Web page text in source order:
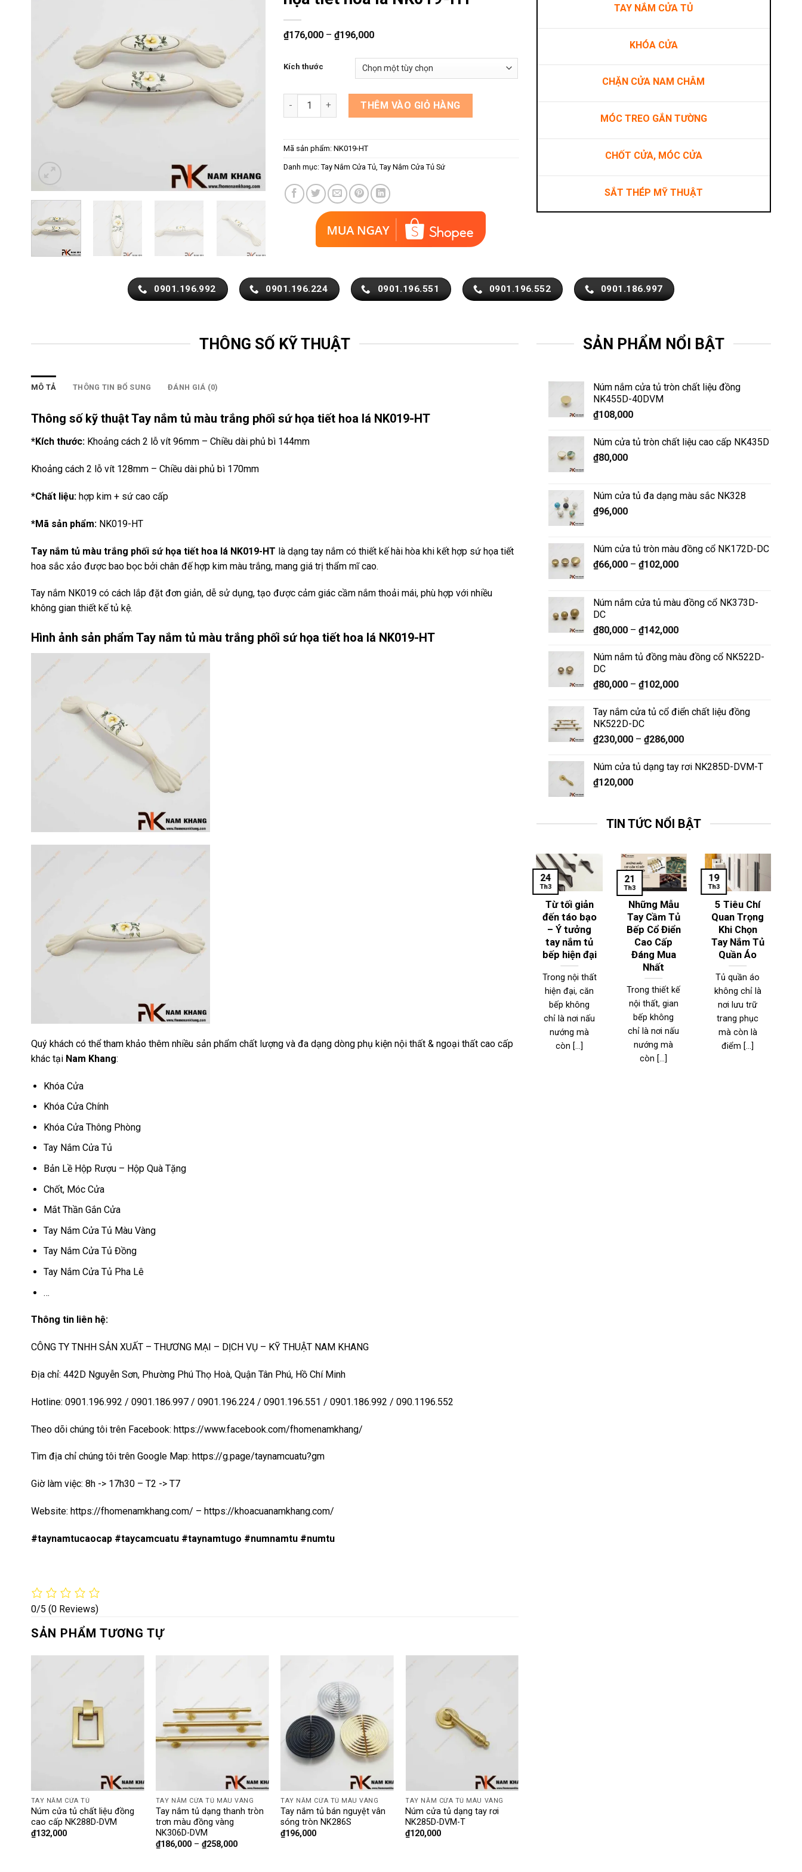
₫176,000 –₫196,000
Kích thước
Tay nắm tủ màu trắng phối sứ họa tiết hoa lá NK019-HT số lượng
THÊM VÀO GIỎ HÀNG
Mã sản phẩm:NK019-HT
Danh mục:Tay Nắm Cửa Tủ,Tay Nắm Cửa Tủ Sứ
TAY NẮM CỬA TỦ
KHÓA CỬA
CHẶN CỬA NAM CHÂM
MÓC TREO GẮN TƯỜNG
CHỐT CỬA, MÓC CỬA
SẮT THÉP MỸ THUẬT
0901.196.992 0901.196.224 0901.196.551 0901.196.552 0901.186.997
THÔNG SỐ KỸ THUẬT
MÔ TẢ THÔNG TIN BỔ SUNG ĐÁNH GIÁ (0)
Thông số kỹ thuật Tay nắm tủ màu trắng phối sứ họa tiết hoa lá NK019-HT
*Kích thước: Khoảng cách 2 lỗ vít 96mm – Chiều dài phủ bì 144mm
Khoảng cách 2 lỗ vít 128mm – Chiều dài phủ bì 170mm
*Chất liệu: hợp kim + sứ cao cấp
*Mã sản phẩm: NK019-HT
Tay nắm tủ màu trắng phối sứ họa tiết hoa lá NK019-HT là dạng tay nắm có thiết kế hài hòa khi kết hợp sứ họa tiết
hoa sắc xảo được bao bọc bởi chân đế hợp kim màu trắng, mang giá trị thẩm mĩ cao.
Tay nắm NK019 có cách lắp đặt đơn giản, dễ sử dụng, tạo được cảm giác cầm nắm thoải mái, phù hợp với nhiều
không gian thiết kế tủ kệ.
Hình ảnh sản phẩm Tay nắm tủ màu trắng phối sứ họa tiết hoa lá NK019-HT
Quý khách có thể tham khảo thêm nhiều sản phẩm chất lượng và đa dạng dòng phụ kiện nội thất & ngoại thất cao cấp
khác tại Nam Khang:
Khóa Cửa
Khóa Cửa Chính
Khóa Cửa Thông Phòng
Tay Nắm Cửa Tủ
Bản Lề Hộp Rượu – Hộp Quà Tặng
Chốt, Móc Cửa
Mắt Thần Gắn Cửa
Tay Nắm Cửa Tủ Màu Vàng
Tay Nắm Cửa Tủ Đồng
Tay Nắm Cửa Tủ Pha Lê
…
Thông tin liên hệ:
CÔNG TY TNHH SẢN XUẤT – THƯƠNG MẠI – DỊCH VỤ – KỸ THUẬT NAM KHANG
Địa chỉ: 442D Nguyễn Sơn, Phường Phú Thọ Hoà, Quận Tân Phú, Hồ Chí Minh
Hotline: 0901.196.992 / 0901.186.997 / 0901.196.224 / 0901.196.551 / 0901.186.992 / 090.1196.552
Theo dõi chúng tôi trên Facebook: https://www.facebook.com/fhomenamkhang/
Tìm địa chỉ chúng tôi trên Google Map: https://g.page/taynamcuatu?gm
Giờ làm việc: 8h -> 17h30 – T2 -> T7
Website: https://fhomenamkhang.com/ – https://khoacuanamkhang.com/
#taynamtucaocap #taycamcuatu #taynamtugo #numnamtu #numtu
0/5 (0 Reviews)
SẢN PHẨM TƯƠNG TỰ
TAY NẮM CỬA TỦ
Núm cửa tủ chất liệu đồng
cao cấp NK288D-DVM
₫132,000
TAY NẮM CỬA TỦ MÀU VÀNG
Tay nắm tủ dạng thanh tròn
trơn màu đồng vàng
NK306D-DVM
₫186,000– ₫258,000
TAY NẮM CỬA TỦ MÀU VÀNG
Tay nắm tủ bán nguyệt vân
sóng tròn NK286S
₫196,000
TAY NẮM CỬA TỦ MÀU VÀNG
Núm cửa tủ dạng tay rơi
NK285D-DVM-T
₫120,000
SẢN PHẨM NỔI BẬT
Núm nắm cửa tủ tròn chất liệu đồng
NK455D-40DVM
₫108,000
Núm cửa tủ tròn chất liệu cao cấp NK435D
₫80,000
Núm cửa tủ đa dạng màu sắc NK328
₫96,000
Núm cửa tủ tròn màu đồng cổ NK172D-DC
₫66,000 –₫102,000
Núm nắm cửa tủ màu đồng cổ NK373D-
DC
₫80,000 –₫142,000
Núm nắm tủ đồng màu đồng cổ NK522D-
DC
₫80,000 –₫102,000
Tay nắm cửa tủ cổ điển chất liệu đồng
NK522D-DC
₫230,000 –₫286,000
Núm cửa tủ dạng tay rơi NK285D-DVM-T
₫120,000
TIN TỨC NỔI BẬT
Từ tối giản
đến táo bạo
– Ý tưởng
tay nắm tủ
bếp hiện đại
Trong nội thất
hiện đại, căn
bếp không
chỉ là nơi nấu
nướng mà
còn [...]
24
Th3
Những Mẫu
Tay Cầm Tủ
Bếp Cổ Điển
Cao Cấp
Đáng Mua
Nhất
Trong thiết kế
nội thất, gian
bếp không
chỉ là nơi nấu
nướng mà
còn [...]
21
Th3
5 Tiêu Chí
Quan Trọng
Khi Chọn
Tay Nắm Tủ
Quần Áo
Tủ quần áo
không chỉ là
nơi lưu trữ
trang phục
mà còn là
điểm [...]
19
Th3
động, nơi mà
tiếp tục
trọng và tinh